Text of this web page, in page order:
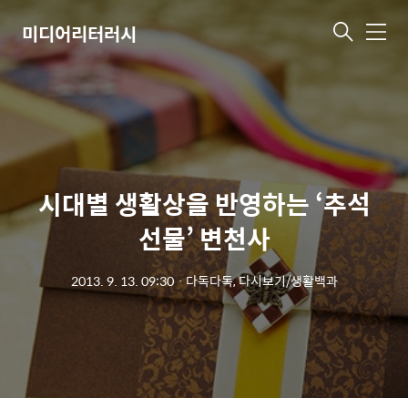
미디어리터러시 메
시대별 생활상을 반영하는 ‘추석
선물’ 변천사
2013. 9. 13. 09:30ㆍ다독다독, 다시보기/생활백과